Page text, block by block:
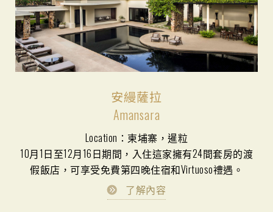
安縵薩拉
Amansara
Location：柬埔寨，暹粒
10月1日至12月16日期間，入住這家擁有24間套房的渡
假飯店，可享受免費第四晚住宿和Virtuoso禮遇。
了解內容